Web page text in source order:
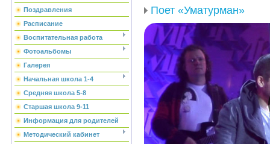
Поздравления
Расписание
Воспитательная работа
Фотоальбомы
Галерея
Начальная школа 1-4
Средняя школа 5-8
Старшая школа 9-11
Информация для родителей
Методический кабинет
Поет «Уматурман»